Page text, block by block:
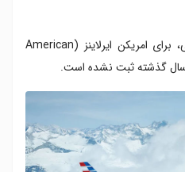
به جز موارد حمله‌های تروریستی، برای امریکن ایرلاینز (American